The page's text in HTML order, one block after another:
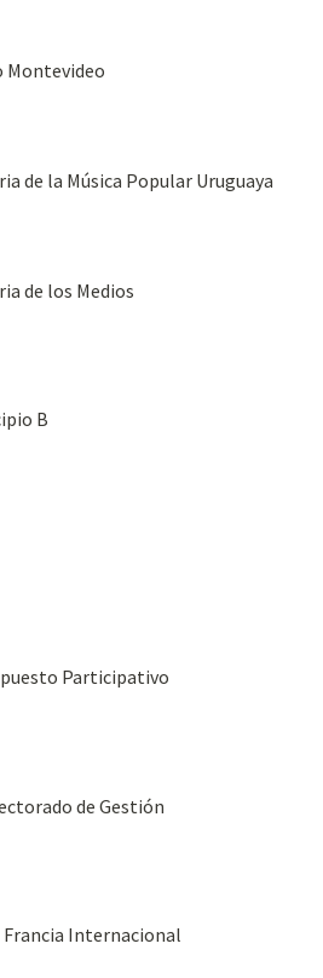
Montevideo
de la Música Popular Uruguaya
de los Medios
B
Participativo
de Gestión
Francia Internacional